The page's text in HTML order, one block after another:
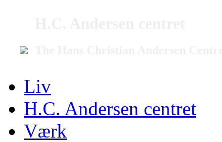
Liv
H.C. Andersen centret
Værk